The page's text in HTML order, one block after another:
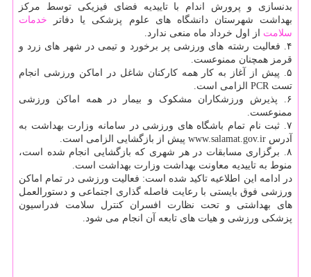
بدنسازی و پرورش اندام با تاییدیه فضای فیزیکی توسط مرکز
بهداشت شهرستان دانشگاه های علوم پزشکی یا دفاتر خدمات
سلامت از اول خرداد ماه منعی ندارد.
۴. فعالیت رشته های ورزشی پر برخورد و تیمی در شهر های زرد و
قرمز همچنان ممنوعست.
۵. پیش از آغاز به کار همه کارکنان شاغل در اماکن ورزشی انجام
تست PCR الزامی است.
۶. پذیرش ورزشکاران مشکوک و بیمار در همه اماکن ورزشی
ممنوعست.
۷. ثبت نام تمام باشگاه های ورزشی در سامانه وزارت بهداشت به
آدرس www.salamat.gov.ir پیش از بازگشایی الزامی است.
۸. برگزاری مسابقات در هر شهری که بازگشایی انجام شده است،
منوط به تاییدیه معاونت بهداشت وزارت بهداشت است.
در ادامه این اطلاعیه تاکید شده است: فعالیت ورزشی در تمام اماکن
ورزشی فوق بایستی با رعایت فاصله گذاری اجتماعی و دستورالعمل
های بهداشتی و تحت نظارت افسران کنترل سلامت فدراسیون
پزشکی ورزشی و هیات های تابعه آن انجام می شود.